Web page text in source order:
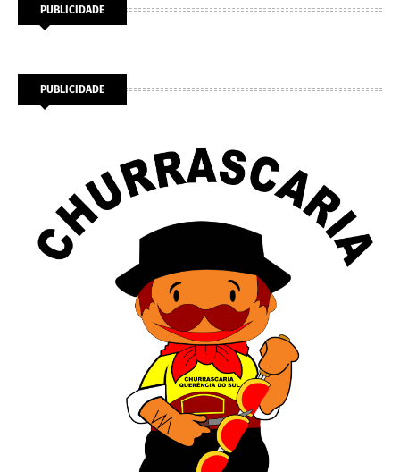
PUBLICIDADE
PUBLICIDADE